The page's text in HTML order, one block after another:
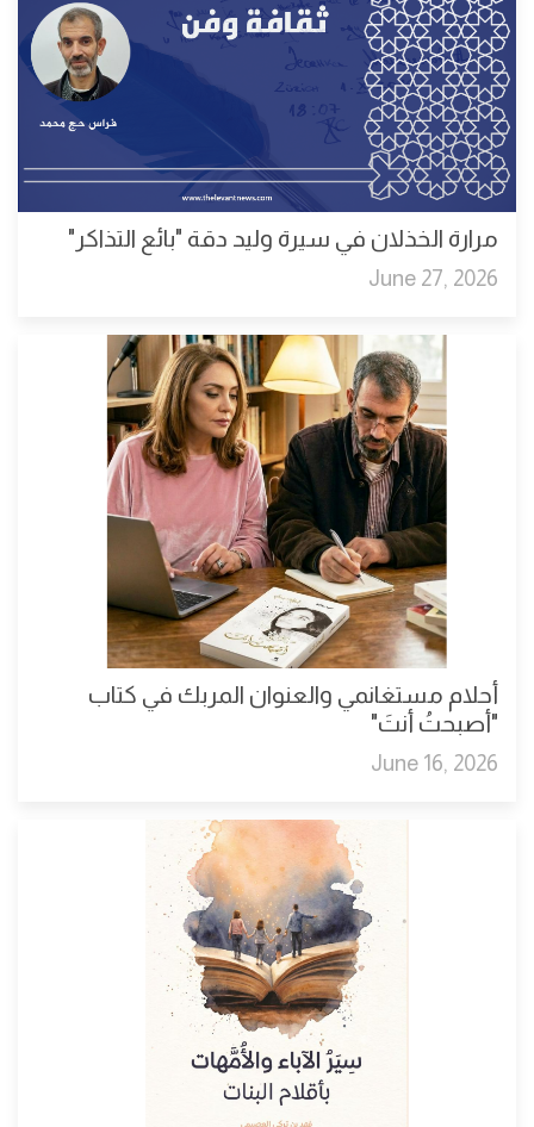
مرارة الخذلان في سيرة وليد دقة "بائع التذاكر"
June 27, 2026
أحلام مستغانمي والعنوان المربك في كتاب
"أصبحتُ أنتَ"
June 16, 2026